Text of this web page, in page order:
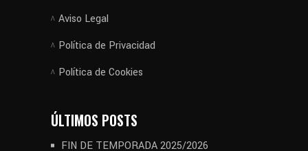
Aviso Legal
Política de Privacidad
Política de Cookies
ÚLTIMOS POSTS
FIN DE TEMPORADA 2025/2026